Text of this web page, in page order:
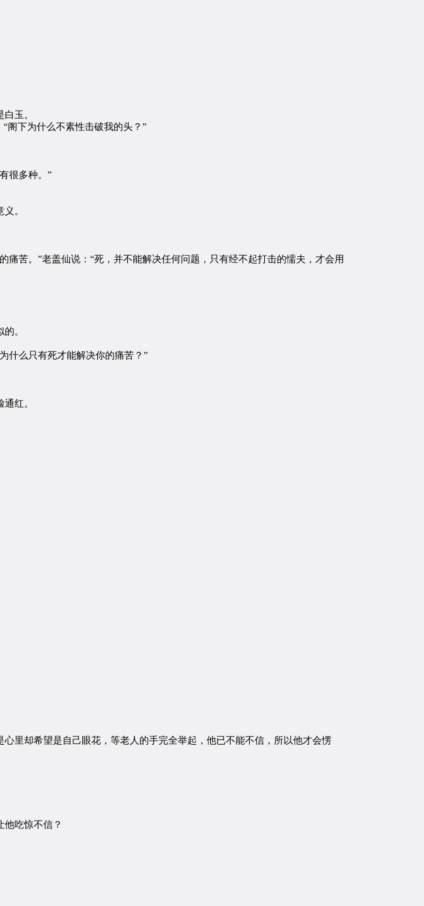
玉。
下为什么不素性击破我的头？”
很多种。”
。
苦。”老盖仙说：“死，并不能解决任何问题，只有经不起打击的懦夫，才会用
。
么只有死才能解决你的痛苦？”
红。
却希望是自己眼花，等老人的手完全举起，他已不能不信，所以他才会愣
吃惊不信？